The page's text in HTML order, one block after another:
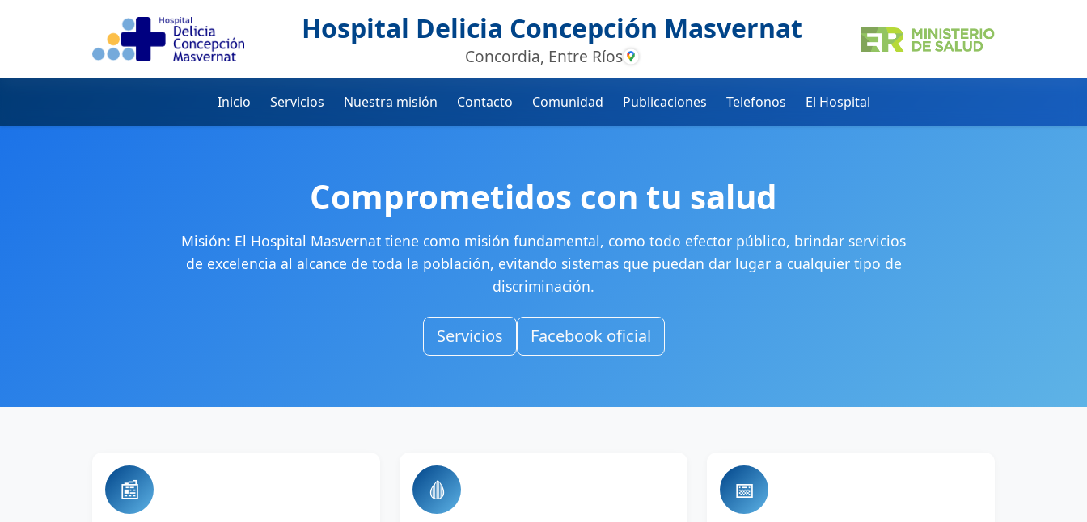
Hospital Delicia Concepción Masvernat
Concordia, Entre Ríos
Inicio Servicios Nuestra misión Contacto Comunidad Publicaciones Telefonos El Hospital
Comprometidos con tu salud
Misión: El Hospital Masvernat tiene como misión fundamental, como todo efector público, brindar servicios
de excelencia al alcance de toda la población, evitando sistemas que puedan dar lugar a cualquier tipo de
discriminación.
Servicios Facebook oficial
📰 🩸 📅